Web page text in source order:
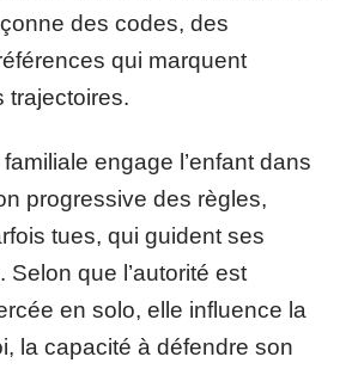
des codes, des
qui marquent
trajectoires.
engage l’enfant dans
progressive des règles,
tues, qui guident ses
Selon que l’autorité est
en solo, elle influence la
la capacité à défendre son